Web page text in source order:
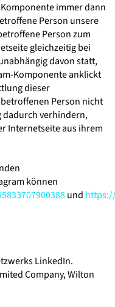
immer dann
Person unsere
Person zum
gleichzeitig bei
davon statt,
Komponente anklickt
dieser
Person nicht
dadurch verhindern,
Internetseite aus ihrem
können
und
LinkedIn.
Company, Wilton